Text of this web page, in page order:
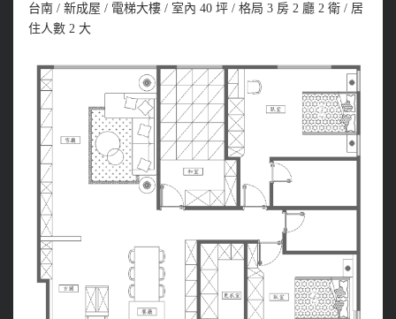
台南 / 新成屋 / 電梯大樓 / 室內 40 坪 / 格局 3 房 2 廳 2 衛 / 居
住人數 2 大